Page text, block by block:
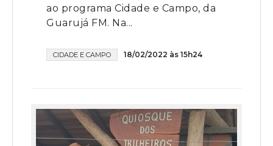
ao programa Cidade e Campo, da
Guarujá FM. Na...
CIDADE E CAMPO 18/02/2022 às 15h24